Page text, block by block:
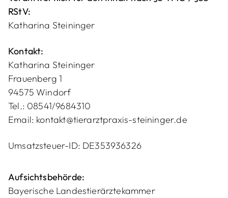
Vilshof
en
RStV:
Katharina Steininger
Kontakt:
Katharina Steininger
Frauenberg 1
94575 Windorf
Tel.: 08541/9684310
Email: kontakt@tierarztpraxis-steininger.de
Umsatzsteuer-ID: DE353936326
Aufsichtsbehörde:
Bayerische Landestierärztekammer